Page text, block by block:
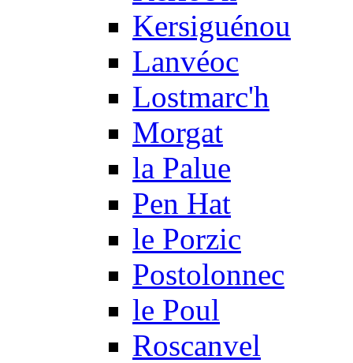
Kersiguénou
Lanvéoc
Lostmarc'h
Morgat
la Palue
Pen Hat
le Porzic
Postolonnec
le Poul
Roscanvel